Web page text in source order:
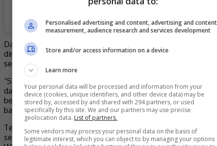
Dalam pada itu, Caprice turut membuat luahan bahawa
dirinya sudah penat untuk berhadapan perkara sedemikian
sejak berumah tangga.
“Sejujurnya saya betul-betul penat. Nak hadam perniagaan
dari pagi hingga malam, selepas itu sambung pula dengan
benda bukan-bukan pada lewat pagi. Saya perlukan
bantuan,” luahnya.
Terdahulu, Caprice mendedahkan isterinya pernah diganggu
seorang lelaki dikenali dengan nama Najib menerusi aplikasi
Personalised advertising and content, advertising and content
measurement, audience research and services development
Store and/or access information on a device
Learn more
Your personal data will be processed and information from your
device (cookies, unique identifiers, and other device data) may be
stored by, accessed by and shared with 294 partners, or used
specifically by this site. We and our partners may use precise
geolocation data. List of partners.
Some vendors may process your personal data on the basis of
legitimate interest, which you can object to by managing your options